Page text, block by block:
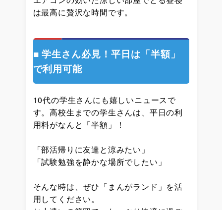
は最高に贅沢な時間です。
■ 学生さん必見！平日は「半額」
で利用可能
10代の学生さんにも嬉しいニュースで
す。高校生までの学生さんは、平日の利
用料がなんと「半額」！
「部活帰りに友達と涼みたい」
「試験勉強を静かな場所でしたい」
そんな時は、ぜひ「まんがランド」を活
用してください。